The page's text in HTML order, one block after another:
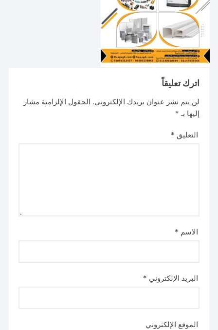
اترك تعليقاً
لن يتم نشر عنوان بريدك الإلكتروني. الحقول الإلزامية مشار
إليها بـ *
التعليق *
الاسم *
البريد الإلكتروني *
الموقع الإلكتروني